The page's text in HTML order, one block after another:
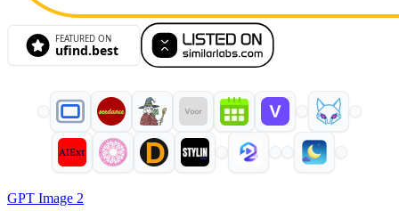
GPT Image 2